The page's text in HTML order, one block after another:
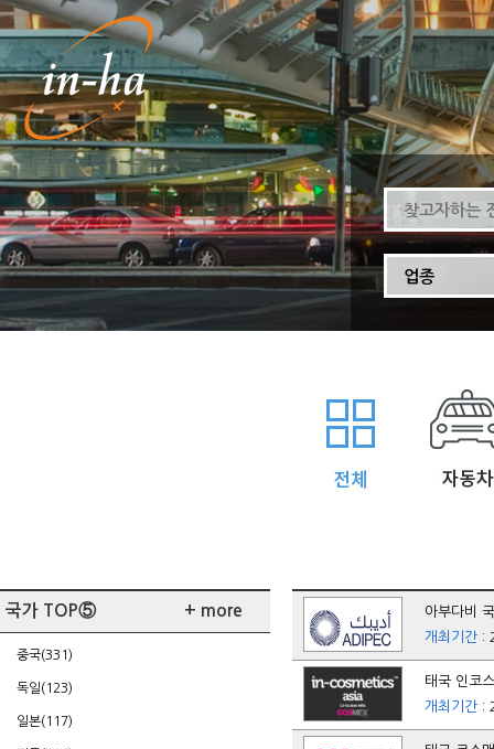
국가 TOP⑤ + more
중국(331)
독일(123)
일본(117)
아부다비
개최기간 :
태국 인코
개최기간 :